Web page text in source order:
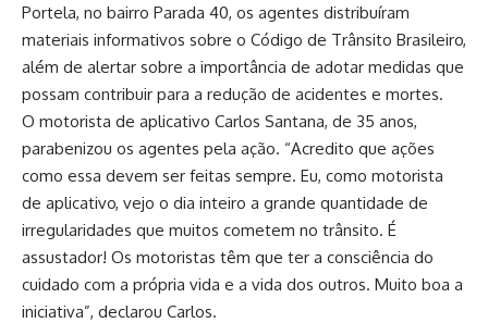
Portela, no bairro Parada 40, os agentes distribuíram
materiais informativos sobre o Código de Trânsito Brasileiro,
além de alertar sobre a importância de adotar medidas que
possam contribuir para a redução de acidentes e mortes.
O motorista de aplicativo Carlos Santana, de 35 anos,
parabenizou os agentes pela ação. “Acredito que ações
como essa devem ser feitas sempre. Eu, como motorista
de aplicativo, vejo o dia inteiro a grande quantidade de
irregularidades que muitos cometem no trânsito. É
assustador! Os motoristas têm que ter a consciência do
cuidado com a própria vida e a vida dos outros. Muito boa a
iniciativa”, declarou Carlos.